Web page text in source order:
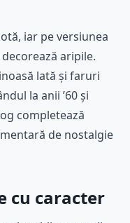
iar pe versiunea
aripile.
lată și faruri
la anii ’60 și
completează
de nostalgie
cu caracter